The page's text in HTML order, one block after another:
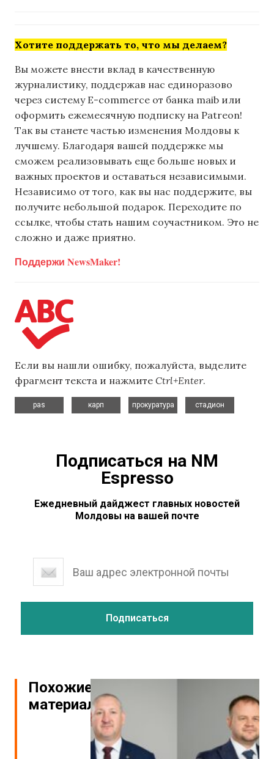
Хотите поддержать то, что мы делаем?
Вы можете внести вклад в качественную
журналистику, поддержав нас единоразово
через систему E-commerce от банка maib или
оформить ежемесячную подписку на Patreon!
Так вы станете частью изменения Молдовы к
лучшему. Благодаря вашей поддержке мы
сможем реализовывать еще больше новых и
важных проектов и оставаться независимыми.
Независимо от того, как вы нас поддержите, вы
получите небольшой подарок. Переходите по
ссылке, чтобы стать нашим соучастником. Это не
сложно и даже приятно.
Поддержи NewsMaker!
Если вы нашли ошибку, пожалуйста, выделите
фрагмент текста и нажмите Ctrl+Enter.
pas
карп
прокуратура
стадион
Подписаться на NM
Espresso
Ежедневный дайджест главных новостей
Молдовы на вашей почте
Похожие
материалы